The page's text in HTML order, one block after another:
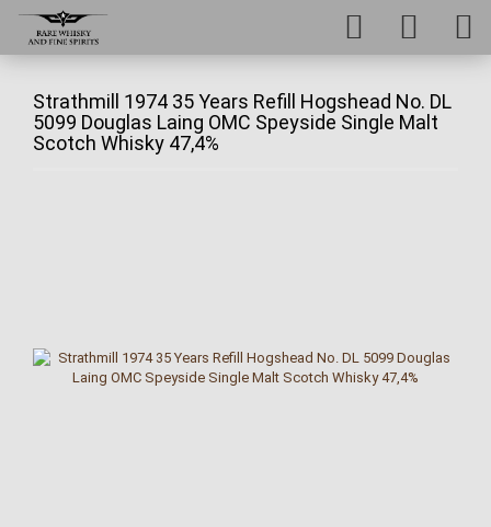
Strathmill 1974 35 Years Refill Hogshead No. DL
5099 Douglas Laing OMC Speyside Single Malt
Scotch Whisky 47,4%